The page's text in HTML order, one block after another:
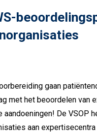
gaan
met het beoordelen van
aandoeningen! De VSOP
aan expertisecentra